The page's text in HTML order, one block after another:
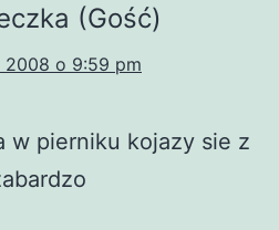
(Gość)
2008 o 9:59 pm
w pierniku kojazy sie z